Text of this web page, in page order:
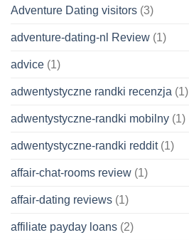
Adventure Dating visitors (3)
adventure-dating-nl Review (1)
advice (1)
adwentystyczne randki recenzja (1)
adwentystyczne-randki mobilny (1)
adwentystyczne-randki reddit(1)
affair-chat-rooms review (1)
affair-dating reviews (1)
affiliate payday loans (2)